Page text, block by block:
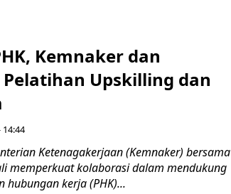
Kemnaker dan
Upskilling dan
14:44
Ketenagakerjaan (Kemnaker) bersama
memperkuat kolaborasi dalam mendukung
kerja (PHK)...